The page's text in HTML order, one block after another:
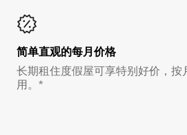
简单直观的每月价格
长期租住度假屋可享特别好价，
用。*